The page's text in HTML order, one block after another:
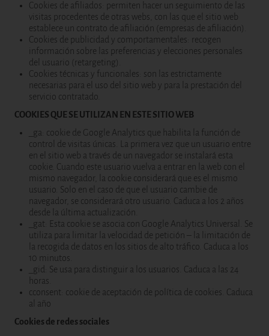
Cookies de afiliados: permiten hacer un seguimiento de las
visitas procedentes de otras webs, con las que el sitio web
establece un contrato de afiliación (empresas de afiliación).
Cookies de publicidad y comportamentales: recogen
información sobre las preferencias y elecciones personales
del usuario (retargeting).
Cookies técnicas y funcionales: son las estrictamente
necesarias para el uso del sitio web y para la prestación del
servicio contratado.
COOKIES QUE SE UTILIZAN EN ESTE SITIO WEB
_ga: cookie de Google Analytics que habilita la función de
control de visitas únicas. La primera vez que un usuario entre
en el sitio web a través de un navegador se instalará esta
cookie. Cuando este usuario vuelva a entrar en la web con el
mismo navegador, la cookie considerará que es el mismo
usuario. Solo en el caso de que el usuario cambie de
navegador, se considerará otro usuario. Caduca a los 2 años
desde la última actualización.
_gat: Esta cookie se asocia con Google Analytics Universal. Se
utiliza para limitar la velocidad de petición – la limitación de
la recogida de datos en los sitios de alto tráfico. Caduca a los
10 minutos.
_gid: Se usa para distinguir a los usuarios. Caduca a las 24
horas.
cconsent: cookie de aceptación de política de cookies. Caduca
al año
Cookies de redes sociales